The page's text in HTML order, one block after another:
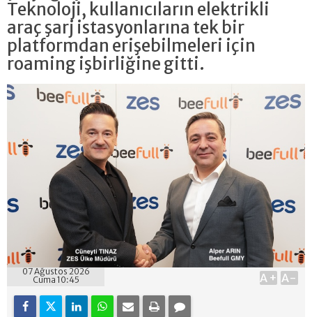
Teknoloji, kullanıcıların elektrikli
araç şarj istasyonlarına tek bir
platformdan erişebilmeleri için
roaming işbirliğine gitti.
07 Ağustos 2026
Cuma 10:45
A+ A-